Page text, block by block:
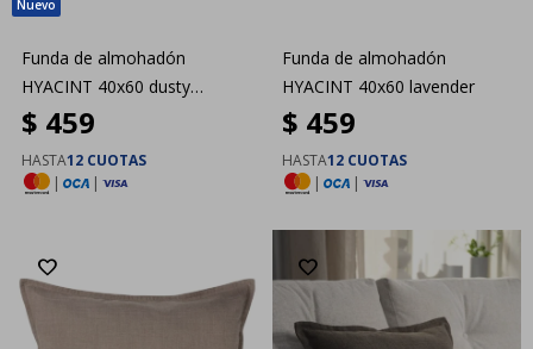
Funda de almohadón
HYACINT 40x60 dusty
lilac/beige
$ 459
HASTA12 CUOTAS
|
|
Funda de almohadón
HYACINT 40x60 lavender
$ 459
HASTA12 CUOTAS
|
|